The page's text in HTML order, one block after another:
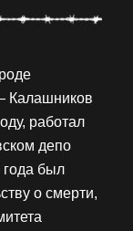
Калашников
работал
депо
был
о смерти,